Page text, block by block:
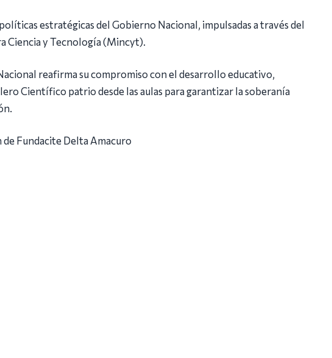
estratégicas del Gobierno Nacional, impulsadas a través del
Ciencia y Tecnología (Mincyt).
reafirma su compromiso con el desarrollo educativo,
Científico patrio desde las aulas para garantizar la soberanía
Fundacite Delta Amacuro